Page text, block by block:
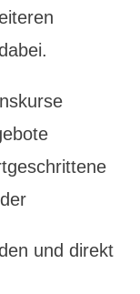
und direkt